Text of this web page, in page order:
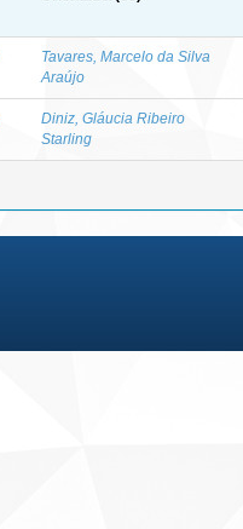
Tavares, Marcelo da Silva
Araújo
Diniz, Gláucia Ribeiro
Starling